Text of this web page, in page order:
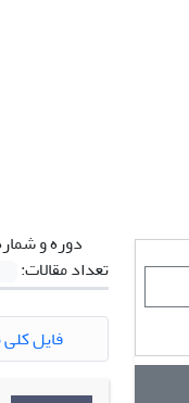
دوره و
تعداد مقالات:
فایل